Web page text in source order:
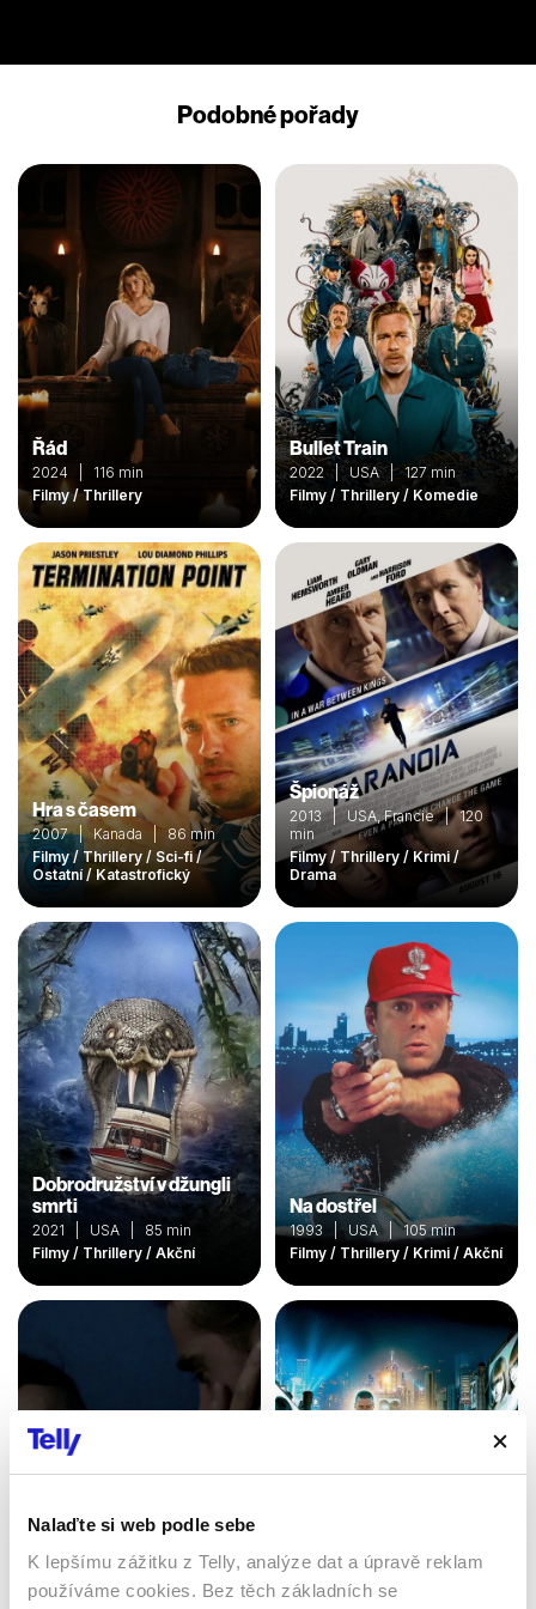
Nalaďte si web podle sebe
K lepšímu zážitku z Telly, analýze dat a úpravě reklam
používáme cookies. Bez těch základních se
Podobné pořady
Řád
2024 | 116 min
Filmy / Thrillery
Bullet Train
2022 | USA | 127 min
Filmy / Thrillery / Komedie
Hra s časem
2007 | Kanada | 86 min
Filmy / Thrillery / Sci-fi /
Ostatní / Katastrofický
Špionáž
2013 | USA, Francie | 120
min
Filmy / Thrillery / Krimi /
Drama
Dobrodružství v džungli
smrti
2021 | USA | 85 min
Filmy / Thrillery / Akční
Na dostřel
1993 | USA | 105 min
Filmy / Thrillery / Krimi / Akční
Miami Vice
2006 | USA, Německo |
Vyměřený čas